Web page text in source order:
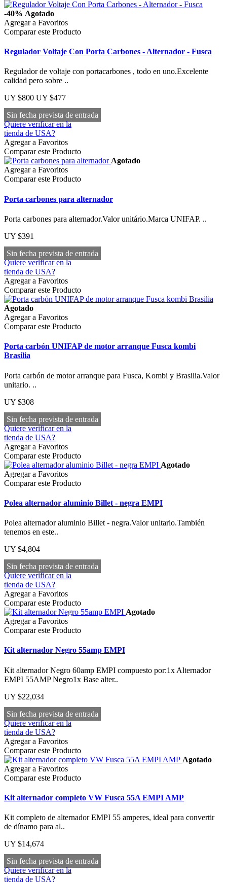
-40% Agotado
Agregar a Favoritos
Comparar este Producto
Regulador Voltaje Con Porta Carbones - Alternador - Fusca
Regulador de voltaje con portacarbones , todo en uno.Excelente
calidad pero sobre ..
UY $800 UY $477
Sin fecha prevista de entrada
Quiere verificar en la
tienda de USA?
Agregar a Favoritos
Comparar este Producto
Agotado
Agregar a Favoritos
Comparar este Producto
Porta carbones para alternador
Porta carbones para alternador.Valor unitário.Marca UNIFAP. ..
UY $391
Sin fecha prevista de entrada
Quiere verificar en la
tienda de USA?
Agregar a Favoritos
Comparar este Producto
Agotado
Agregar a Favoritos
Comparar este Producto
Porta carbón UNIFAP de motor arranque Fusca kombi
Brasilia
Porta carbón de motor arranque para Fusca, Kombi y Brasilia.Valor
unitario. ..
UY $308
Sin fecha prevista de entrada
Quiere verificar en la
tienda de USA?
Agregar a Favoritos
Comparar este Producto
Agotado
Agregar a Favoritos
Comparar este Producto
Polea alternador aluminio Billet - negra EMPI
Polea alternador aluminio Billet - negra.Valor unitario.También
tenemos en este..
UY $4,804
Sin fecha prevista de entrada
Quiere verificar en la
tienda de USA?
Agregar a Favoritos
Comparar este Producto
Agotado
Agregar a Favoritos
Comparar este Producto
Kit alternador Negro 55amp EMPI
Kit alternador Negro 60amp EMPI compuesto por:1x Alternador
EMPI 55AMP Negro1x Base alter..
UY $22,034
Sin fecha prevista de entrada
Quiere verificar en la
tienda de USA?
Agregar a Favoritos
Comparar este Producto
Agotado
Agregar a Favoritos
Comparar este Producto
Kit alternador completo VW Fusca 55A EMPI AMP
Kit completo de alternador EMPI 55 amperes, ideal para convertir
de dínamo para al..
UY $14,674
Sin fecha prevista de entrada
Quiere verificar en la
tienda de USA?